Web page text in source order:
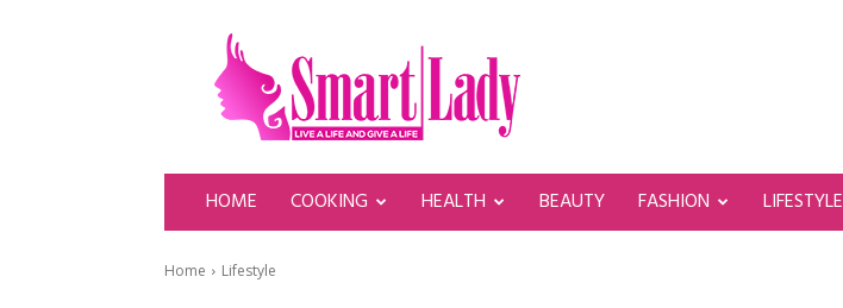
SmartLady
HOME COOKING HEALTH BEAUTY FASHION LIFESTYLE
Home Lifestyle